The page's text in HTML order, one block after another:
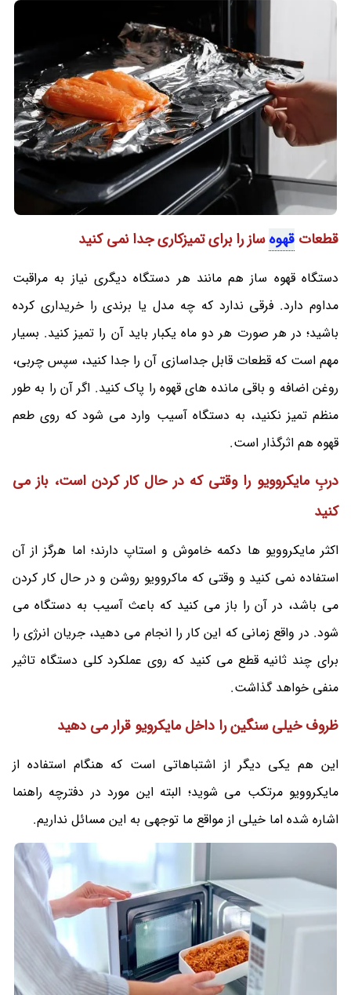
قطعات قهوهساز را برای تمیزکاری جدا نمی کنید
دستگاه قهوه ساز هم مانند هر دستگاه دیگری نیاز به مراقبت
مداوم دارد. فرقی ندارد که چه مدل یا برندی را خریداری کرده
باشید؛ در هر صورت هر دو ماه یکبار باید آن را تمیز کنید. بسیار
مهم است که قطعات قابل جداسازی آن را جدا کنید، سپس چربی،
روغن اضافه و باقی مانده های قهوه را پاک کنید. اگر آن را به طور
منظم تمیز نکنید، به دستگاه آسیب وارد می شود که روی طعم
قهوه هم اثرگذار است.
دربِ مایکروویو را وقتی که در حال کار کردن است، باز می
کنید
اکثر مایکروویو ها دکمه خاموش و استاپ دارند؛ اما هرگز از آن
استفاده نمی کنید و وقتی که ماکروویو روشن و در حال کار کردن
می باشد، در آن را باز می کنید که باعث آسیب به دستگاه می‌
شود. در واقع زمانی که این کار را انجام می دهید، جریان انرژی را
برای چند ثانیه قطع می کنید که روی عملکرد کلی دستگاه تاثیر
منفی خواهد گذاشت.
ظروف خیلی سنگین را داخل مایکرویو قرار می دهید
این هم یکی دیگر از اشتباهاتی است که هنگام استفاده از
مایکروویو مرتکب می شوید؛ البته این مورد در دفترچه راهنما
اشاره شده اما خیلی از مواقع ما توجهی به این مسائل نداریم.